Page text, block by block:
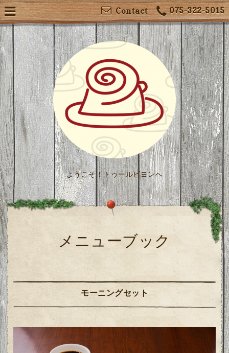
075-322-5015
Contact
ようこそ！トゥールビヨンへ
メニューブック
モーニングセット